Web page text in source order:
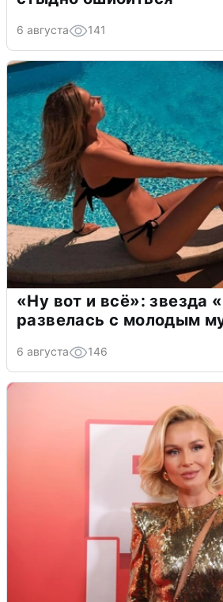
6 августа 141
«Ну вот и всё»: звезда
развелась с молодым
6 августа 146